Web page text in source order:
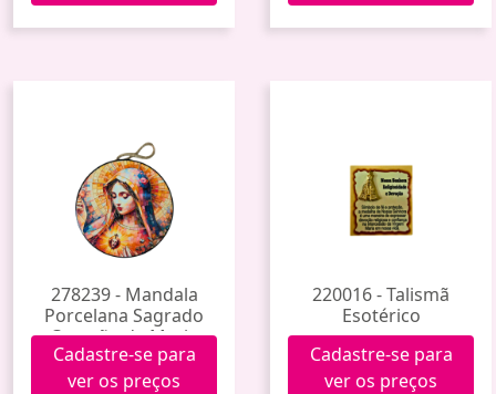
278239 - Mandala
Porcelana Sagrado
Coração de Maria
Tdecp-217
Cadastre-se para
ver os preços
220016 - Talismã
Esotérico
Cadastre-se para
ver os preços